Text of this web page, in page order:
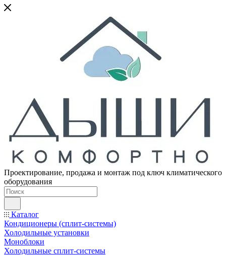
Проектирование, продажа и монтаж под ключ климатического
оборудования
Каталог
Кондиционеры (сплит-системы)
Холодильные установки
Моноблоки
Холодильные сплит-системы